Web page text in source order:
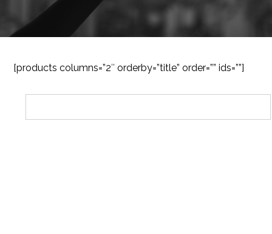
[products columns=”2″ orderby=”title” order=”” ids=””]